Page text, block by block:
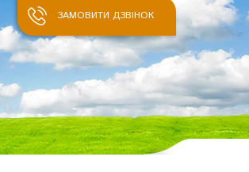
ЗАМОВИТИ ДЗВІНОК